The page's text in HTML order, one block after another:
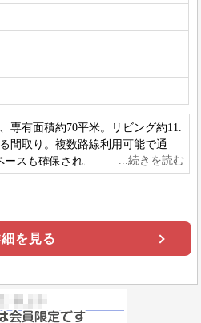
専有面積約70平米。リビング約11.
間取り。複数路線利用可能で通
スも確保され、日々の暮らしを
を見る